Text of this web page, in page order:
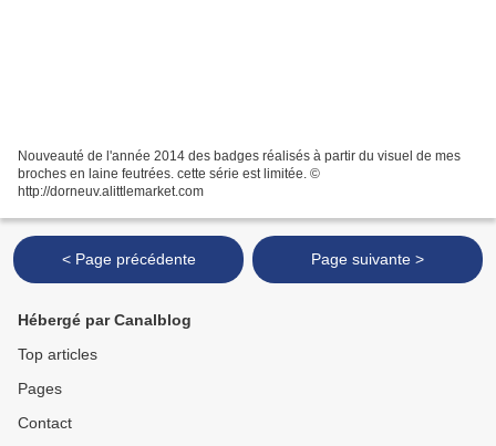
Nouveauté de l'année 2014 des badges réalisés à partir du visuel de mes
broches en laine feutrées. cette série est limitée. ©
http://dorneuv.alittlemarket.com
< Page précédente Page suivante >
Hébergé par Canalblog
Top articles
Pages
Contact